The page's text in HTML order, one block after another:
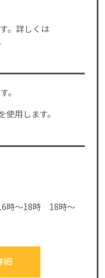
。詳しくは
。
用します。
時～18時 18時～
細